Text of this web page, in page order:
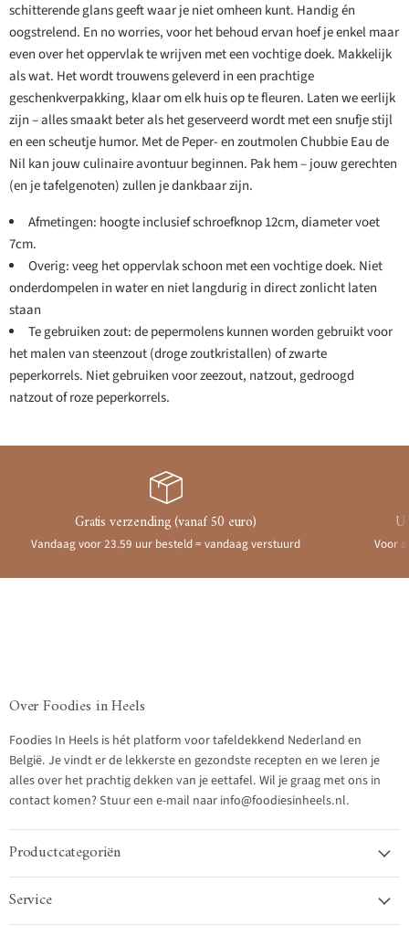
schitterende glans geeft waar je niet omheen kunt. Handig én
oogstrelend. En no worries, voor het behoud ervan hoef je enkel maar
even over het oppervlak te wrijven met een vochtige doek. Makkelijk
als wat. Het wordt trouwens geleverd in een prachtige
geschenkverpakking, klaar om elk huis op te fleuren. Laten we eerlijk
zijn – alles smaakt beter als het geserveerd wordt met een snufje stijl
en een scheutje humor. Met de Peper- en zoutmolen Chubbie Eau de
Nil kan jouw culinaire avontuur beginnen. Pak hem – jouw gerechten
(en je tafelgenoten) zullen je dankbaar zijn.
Afmetingen: hoogte inclusief schroefknop 12cm, diameter voet
7cm.
Overig: veeg het oppervlak schoon met een vochtige doek. Niet
onderdompelen in water en niet langdurig in direct zonlicht laten
staan
Te gebruiken zout: de pepermolens kunnen worden gebruikt voor
het malen van steenzout (droge zoutkristallen) of zwarte
peperkorrels. Niet gebruiken voor zeezout, natzout, gedroogd
natzout of roze peperkorrels.
Gratis verzending (vanaf 50 euro)
Vandaag voor 23.59 uur besteld = vandaag verstuurd Voor
Over Foodies in Heels
Foodies In Heels is hét platform voor tafeldekkend Nederland en
België. Je vindt er de lekkerste en gezondste recepten en we leren je
alles over het prachtig dekken van je eettafel. Wil je graag met ons in
contact komen? Stuur een e-mail naar info@foodiesinheels.nl.
Productcategoriën
Service